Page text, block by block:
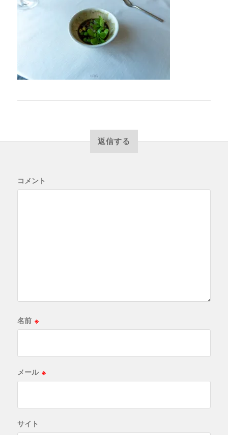
返信する
コメント
名前 ※
メール ※
サイト